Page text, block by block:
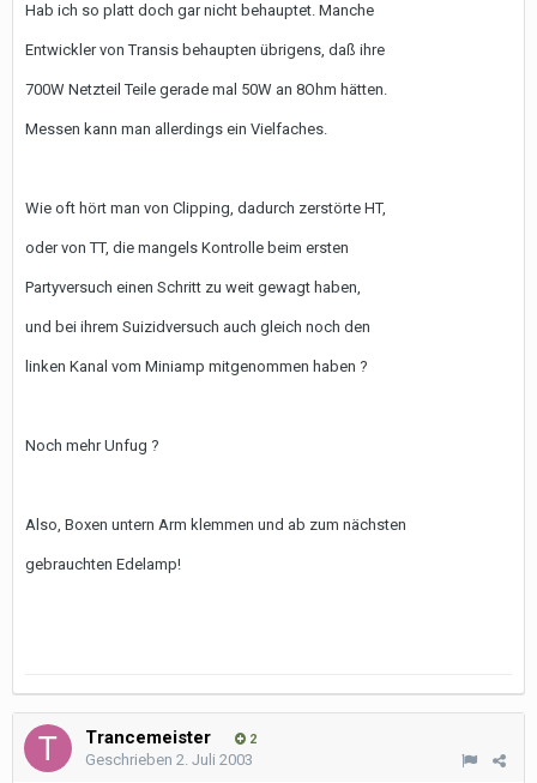
Hab ich so platt doch gar nicht behauptet. Manche
Entwickler von Transis behaupten übrigens, daß ihre
700W Netzteil Teile gerade mal 50W an 8Ohm hätten.
Messen kann man allerdings ein Vielfaches.
Wie oft hört man von Clipping, dadurch zerstörte HT,
oder von TT, die mangels Kontrolle beim ersten
Partyversuch einen Schritt zu weit gewagt haben,
und bei ihrem Suizidversuch auch gleich noch den
linken Kanal vom Miniamp mitgenommen haben ?
Noch mehr Unfug ?
Also, Boxen untern Arm klemmen und ab zum nächsten
gebrauchten Edelamp!
Trancemeister 2
Geschrieben 2. Juli 2003